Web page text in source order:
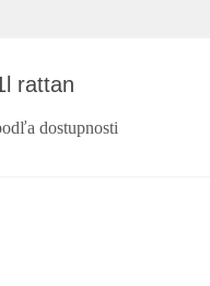
rattan
dostupnosti